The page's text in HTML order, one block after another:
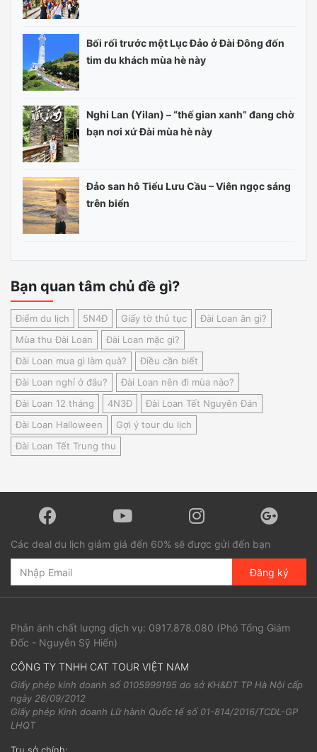
Bối rối trước một Lục Đảo ở Đài Đông đốn
tim du khách mùa hè này
Nghi Lan (Yilan) – “thế gian xanh” đang chờ
bạn nơi xứ Đài mùa hè này
Đảo san hô Tiểu Lưu Cầu – Viên ngọc sáng
trên biển
Bạn quan tâm chủ đề gì?
Điểm du lịch 5N4Đ Giấy tờ thủ tục
Đài Loan ăn gì?
Mùa thu Đài Loan
Đài Loan mặc gì?
Đài Loan mua gì làm quà?
Điều cần biết
Đài Loan nghỉ ở đâu?
Đài Loan nên đi mùa nào?
Đài Loan 12 tháng
4N3Đ
Đài Loan Tết Nguyên Đán
Đài Loan Halloween
Gợi ý tour du lịch
Đài Loan Tết Trung thu
Các deal du lịch giảm giá đến 60% sẽ được gửi đến bạn
Đăng ký
Phản ánh chất lượng dịch vụ: 0917.878.080 (Phó Tổng Giám
Đốc - Nguyễn Sỹ Hiển)
CÔNG TY TNHH CAT TOUR VIỆT NAM
Giấy phép kinh doanh số 0105999195 do sở KH&ĐT TP Hà Nội cấp
ngày 26/09/2012
Giấy phép Kinh doanh Lữ hành Quốc tế số 01-814/2016/TCDL-GP
LHQT